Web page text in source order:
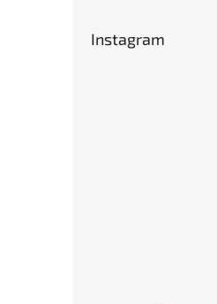
Instagram